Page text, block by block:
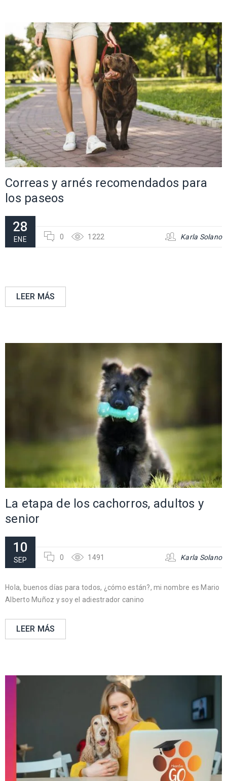
Correas y arnés recomendados para
los paseos
28
ENE 0 1222 Karla Solano
LEER MÁS
La etapa de los cachorros, adultos y
senior
10
SEP 0 1491 Karla Solano
Hola, buenos días para todos, ¿cómo están?, mi nombre es Mario
Alberto Muñoz y soy el adiestrador canino
LEER MÁS